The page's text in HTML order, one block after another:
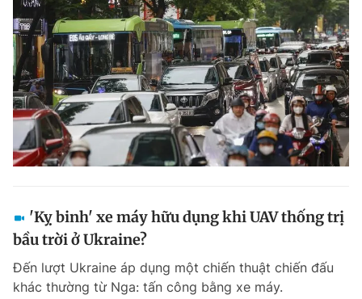
'Kỵ binh' xe máy hữu dụng khi UAV thống trị
bầu trời ở Ukraine?
Đến lượt Ukraine áp dụng một chiến thuật chiến đấu
khác thường từ Nga: tấn công bằng xe máy.